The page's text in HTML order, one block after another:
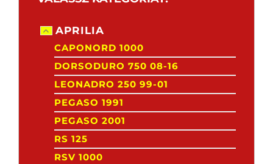
APRILIA
CAPONORD 1000
DORSODURO 750 08-16
LEONADRO 250 99-01
PEGASO 1991
PEGASO 2001
RS 125
RSV 1000